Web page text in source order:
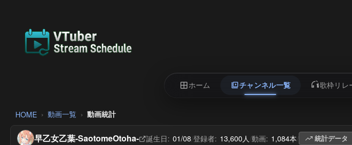
ホーム チャンネル一覧 歌枠リレ
HOME 動画一覧 動画統計
早乙女乙葉-SaotomeOtoha- 誕生日: 01/08/登録者: 13,600人/動画: 1,084本/ 統計データ